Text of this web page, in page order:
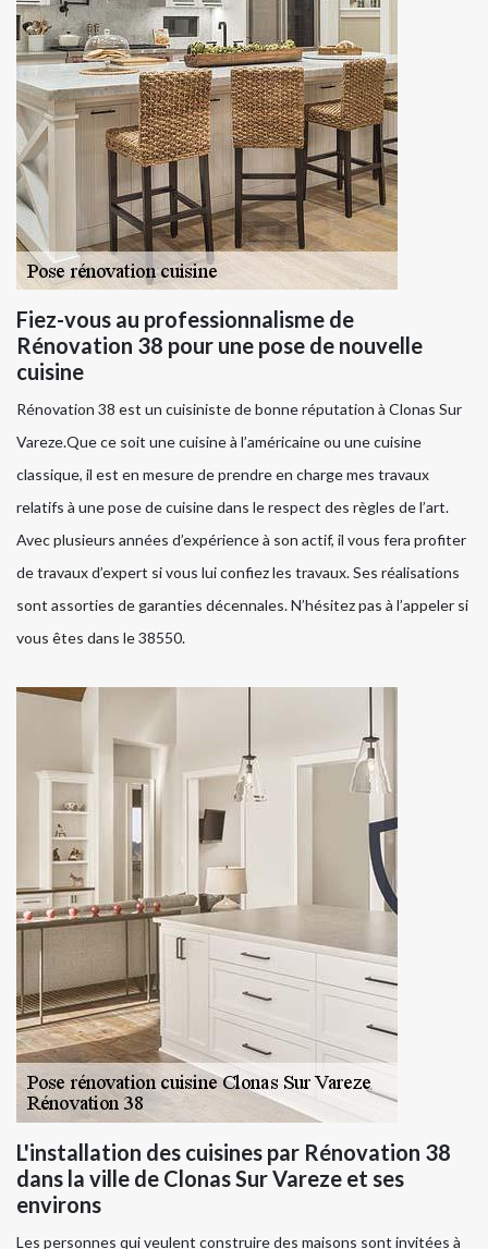
Fiez-vous au professionnalisme de
Rénovation 38 pour une pose de nouvelle
cuisine
Rénovation 38 est un cuisiniste de bonne réputation à Clonas Sur
Vareze.Que ce soit une cuisine à l’américaine ou une cuisine
classique, il est en mesure de prendre en charge mes travaux
relatifs à une pose de cuisine dans le respect des règles de l’art.
Avec plusieurs années d’expérience à son actif, il vous fera profiter
de travaux d’expert si vous lui confiez les travaux. Ses réalisations
sont assorties de garanties décennales. N’hésitez pas à l’appeler si
vous êtes dans le 38550.
L'installation des cuisines par Rénovation 38
dans la ville de Clonas Sur Vareze et ses
environs
Les personnes qui veulent construire des maisons sont invitées à